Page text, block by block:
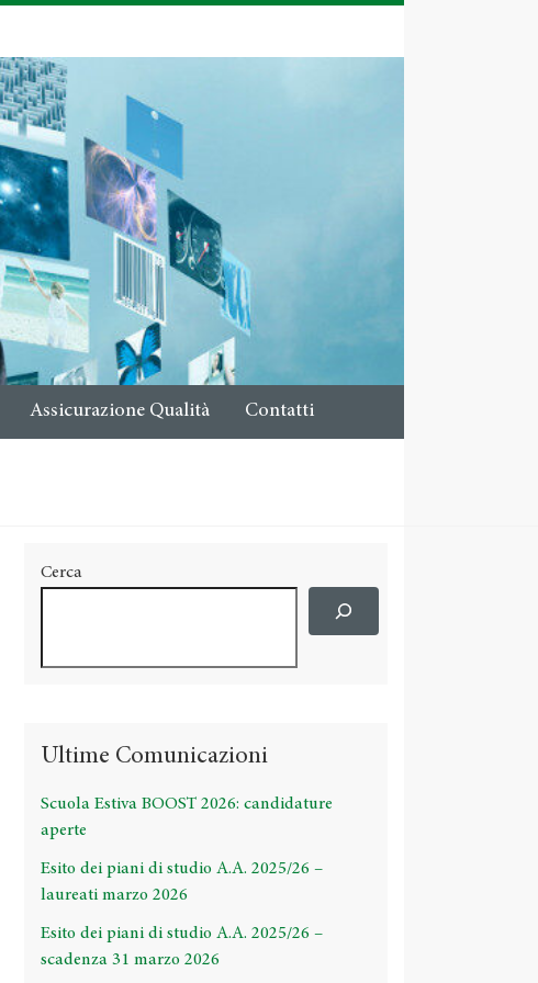
Assicurazione Qualità Contatti
Cerca
Ultime Comunicazioni
Scuola Estiva BOOST 2026: candidature
aperte
Esito dei piani di studio A.A. 2025/26 –
laureati marzo 2026
Esito dei piani di studio A.A. 2025/26 –
scadenza 31 marzo 2026